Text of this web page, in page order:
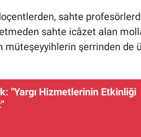
sahte
sahte icâzet alan
müteşeyyihlerin şerrinden de
"Yargı Hizmetlerinin Etkinliği